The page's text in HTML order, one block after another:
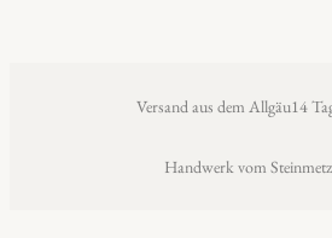
Versand aus dem Allgäu14
Handwerk vom